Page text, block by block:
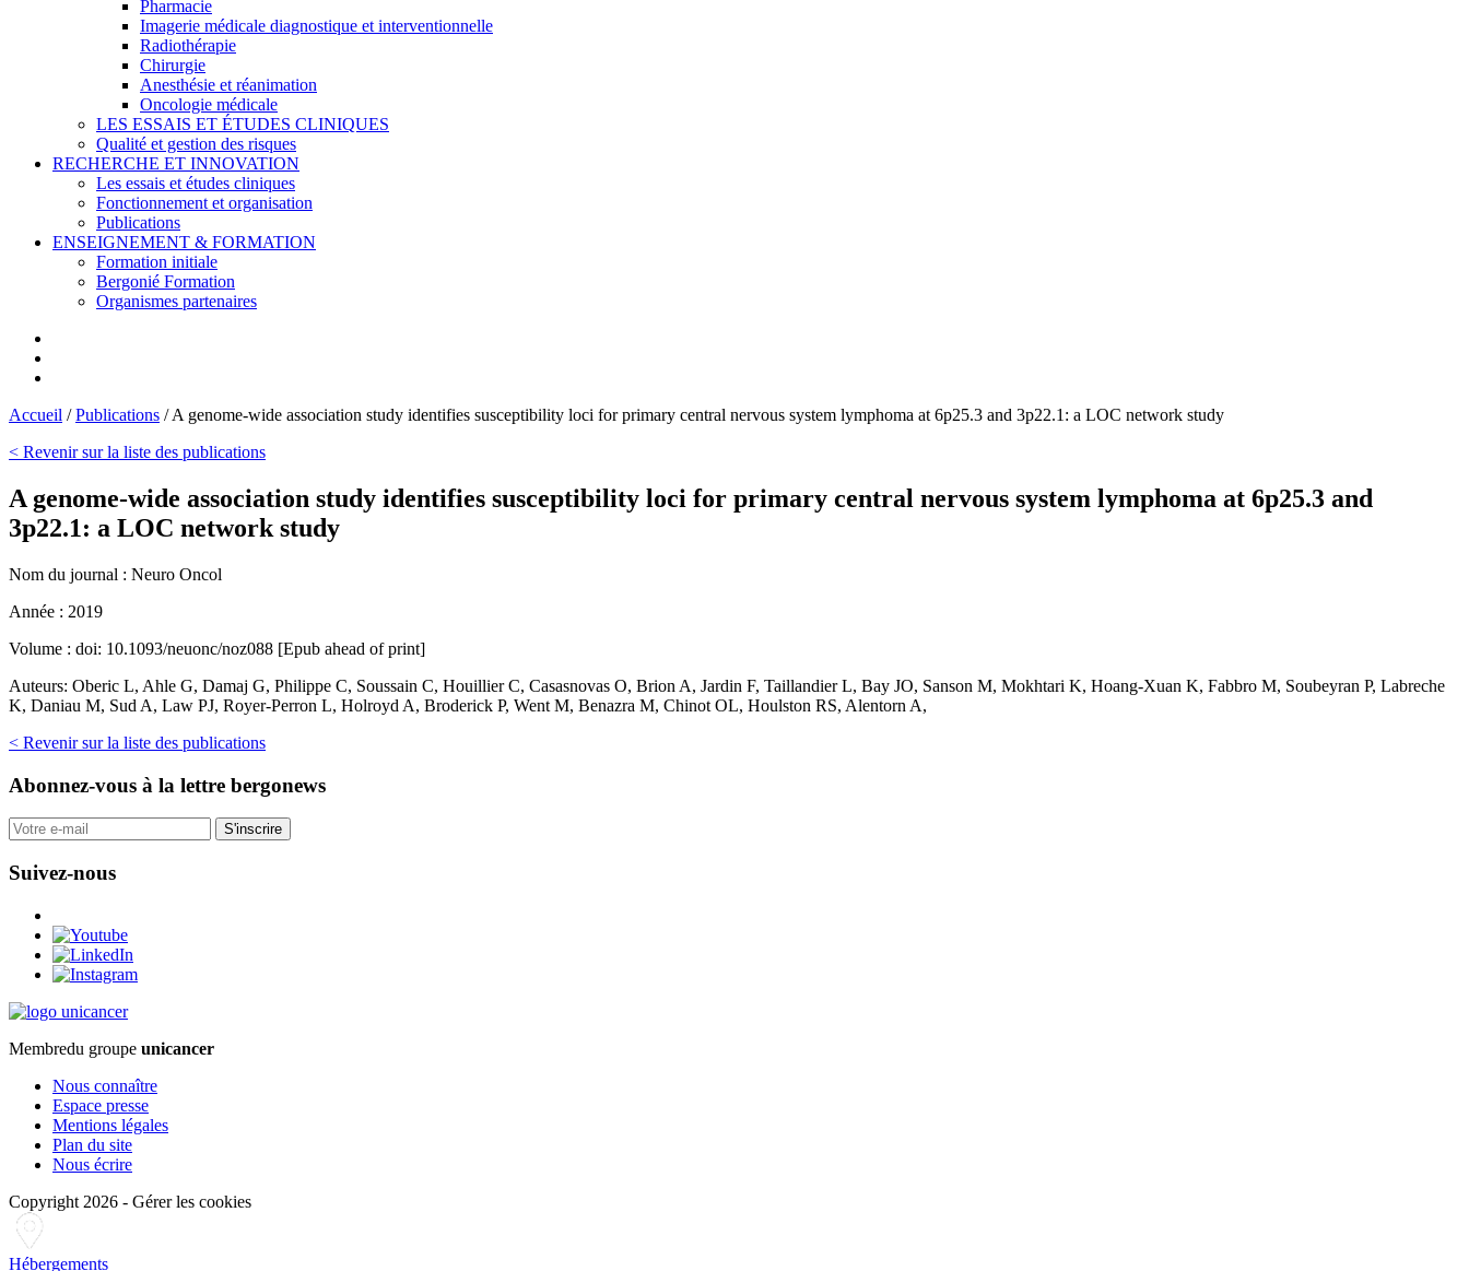
Pharmacie
Imagerie médicale diagnostique et interventionnelle
Radiothérapie
Chirurgie
Anesthésie et réanimation
Oncologie médicale
LES ESSAIS ET ÉTUDES CLINIQUES
Qualité et gestion des risques
RECHERCHE ET INNOVATION
Les essais et études cliniques
Fonctionnement et organisation
Publications
ENSEIGNEMENT & FORMATION
Formation initiale
Bergonié Formation
Organismes partenaires
Accueil /Publications /A genome-wide association study identifies susceptibility loci for primary central nervous system lymphoma at 6p25.3 and 3p22.1: a LOC network study
< Revenir sur la liste des publications
A genome-wide association study identifies susceptibility loci for primary central nervous system lymphoma at 6p25.3 and
3p22.1: a LOC network study
Nom du journal : Neuro Oncol
Année : 2019
Volume : doi: 10.1093/neuonc/noz088 [Epub ahead of print]
Auteurs: Oberic L, Ahle G, Damaj G, Philippe C, Soussain C, Houillier C, Casasnovas O, Brion A, Jardin F, Taillandier L, Bay JO, Sanson M, Mokhtari K, Hoang-Xuan K, Fabbro M, Soubeyran P, Labreche
K, Daniau M, Sud A, Law PJ, Royer-Perron L, Holroyd A, Broderick P, Went M, Benazra M, Chinot OL, Houlston RS, Alentorn A,
< Revenir sur la liste des publications
Abonnez-vous à la lettre bergonews
S'inscrire
Suivez-nous
Membredu groupe unicancer
Nous connaître
Espace presse
Mentions légales
Plan du site
Nous écrire
Copyright 2026 - Gérer les cookies
Hébergements